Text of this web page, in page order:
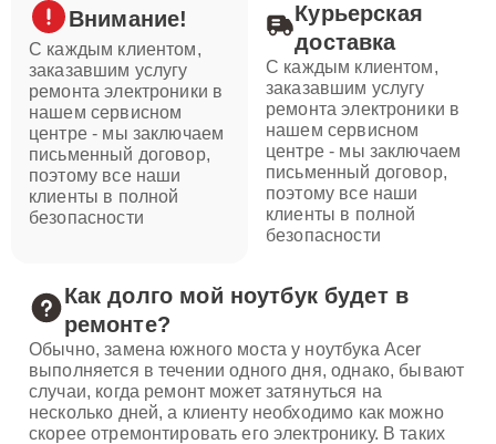
Внимание!
С каждым клиентом,
заказавшим услугу
ремонта электроники в
нашем сервисном
центре - мы заключаем
письменный договор,
поэтому все наши
клиенты в полной
безопасности
Курьерская
доставка
С каждым клиентом,
заказавшим услугу
ремонта электроники в
нашем сервисном
центре - мы заключаем
письменный договор,
поэтому все наши
клиенты в полной
безопасности
Как долго мой ноутбук будет в
ремонте?
Обычно, замена южного моста у ноутбука Acer
выполняется в течении одного дня, однако, бывают
случаи, когда ремонт может затянуться на
несколько дней, а клиенту необходимо как можно
скорее отремонтировать его электронику. В таких